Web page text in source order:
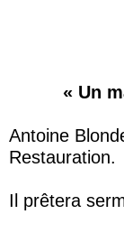
« Un
Antoine
Restauration.
Il prêtera